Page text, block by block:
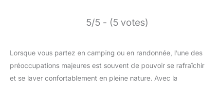
5/5 - (5 votes)
Lorsque vous partez en camping ou en randonnée, l’une des
préoccupations majeures est souvent de pouvoir se rafraîchir
et se laver confortablement en pleine nature. Avec la